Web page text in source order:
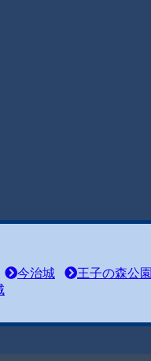
今治城 王子の森公園